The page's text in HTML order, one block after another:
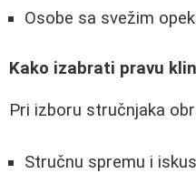
Osobe sa svežim
Kako izabrati pravu
Pri izboru stručnjaka
Stručnu spremu i